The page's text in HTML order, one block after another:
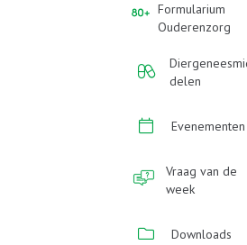
Formularium
Ouderenzorg
delen
Evenementen
Vraag van de
week
Downloads